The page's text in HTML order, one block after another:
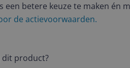
een betere keuze te maken én
de actievoorwaarden.
dit product?